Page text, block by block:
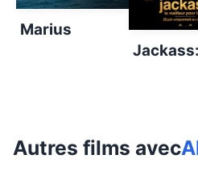
Marius
Autres films avec